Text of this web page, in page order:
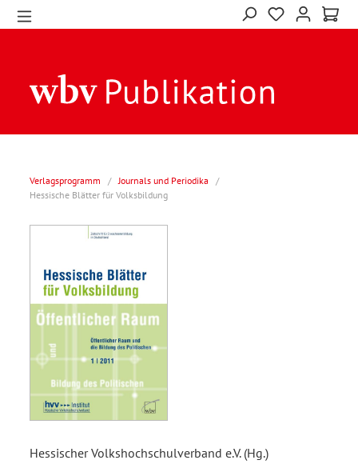
Verlagsprogramm / Journals und Periodika
/
Hessische Blätter für Volksbildung
Hessischer Volkshochschulverband e.V. (Hg.)